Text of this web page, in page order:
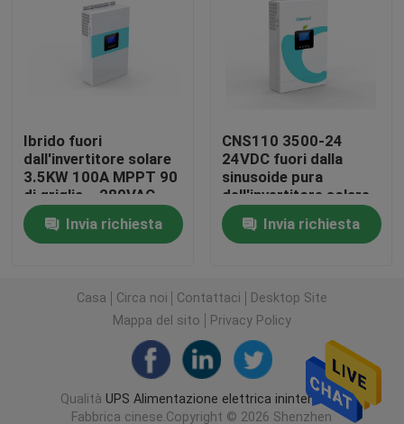
alimentazione elettrica del supporto di scaffale
Alimentazione elettrica delle Telecomunicazioni
Sistema di immagazzinamento dell'energia
pacchetto della batteria del ferro del litio
Litio Ion Ups
Sistemi all'aperto di UPS
UPS modulare del sistema
Ibrido fuori
dall'invertitore solare
3.5KW 100A MPPT 90
di griglia – 280VAC
per gli
elettrodomestici
Invia richiesta
CNS110 3500-24
24VDC fuori dalla
sinusoide pura
dell'invertitore solare
di griglia sviluppata in
schermo della polvere
Invia richiesta
Casa Circa noi Contattaci
Desktop Site
Mappa del sito
Privacy Policy
Qualità UPS Alimentazione elettrica ininterrotta
Fabbrica cinese.Copyright © 2026 Shenzhen